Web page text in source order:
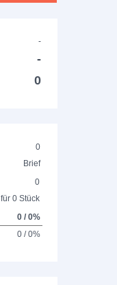
-
-
0
0
Brief
0
für 0 Stück
0 / 0%
0 / 0%